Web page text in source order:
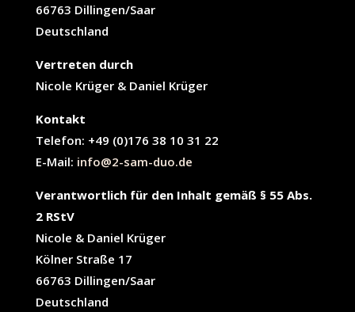
66763 Dillingen/Saar
Deutschland
Vertreten durch
Nicole Krüger & Daniel Krüger
Kontakt
Telefon: +49 (0)176 38 10 31 22
E-Mail: info@2-sam-duo.de
Verantwortlich für den Inhalt gemäß § 55 Abs.
2 RStV
Nicole & Daniel Krüger
Kölner Straße 17
66763 Dillingen/Saar
Deutschland